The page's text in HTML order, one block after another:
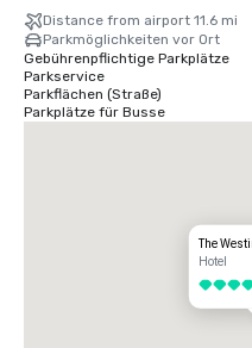
Street zu gelangen
Biegen Sie links auf die
Biegen Sie links auf die S
Wir sind auf der rechten Seite
Aus dem Norden auf der I-55
Nehmen Sie die Ausfahrt 96A auf
Biegen Sie links auf die
Biegen Sie links auf die
Wir sind auf der rechten Seite.
Distance from airport 11.6 mi
Parkmöglichkeiten vor Ort
Gebührenpflichtige Parkplätze
Parkservice
Parkflächen (Straße)
Parkplätze für Busse
The
Hotel
4 von 5